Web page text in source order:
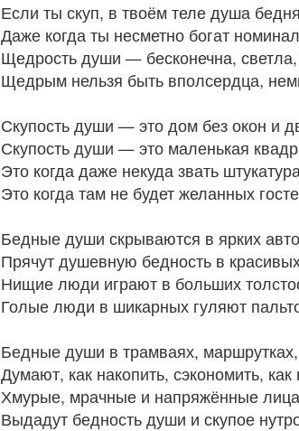
Если ты скуп, в твоём теле душа
Даже когда ты несметно богат
Щедрость души — бесконечна,
Щедрым нельзя быть вполсердца,
Скупость души — это дом без окон и
Скупость души — это маленькая
Это когда даже некуда звать
Это когда там не будет желанных
Бедные души скрываются в ярких
Прячут душевную бедность в
Нищие люди играют в больших
Голые люди в шикарных гуляют
Бедные души в трамваях,
Думают, как накопить, сэкономить,
Хмурые, мрачные и напряжённые лица
Выдадут бедность души и скупое